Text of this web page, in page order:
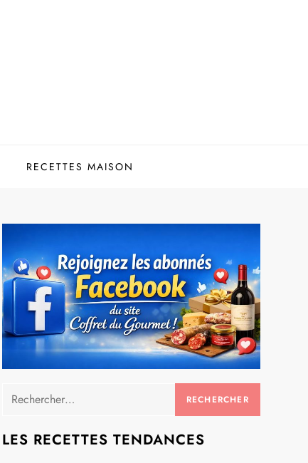
RECETTES MAISON
Rechercher :
LES RECETTES TENDANCES